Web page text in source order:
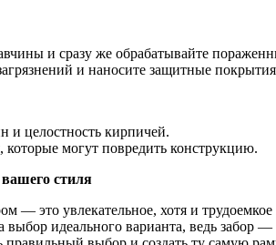
и сразу же обрабатывайте
и наносите защитные
и целостность кирпичей.
могут повредить конструкцию.
стиля
— это увлекательное, хотя и
идеального варианта, ведь забор